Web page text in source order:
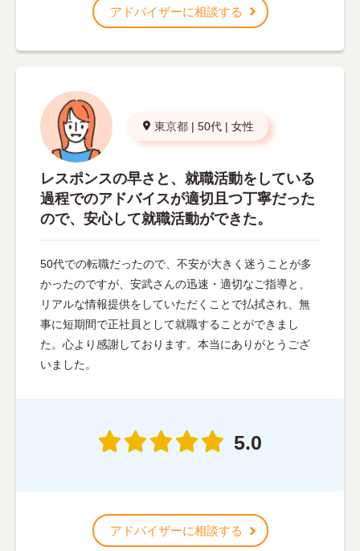
アドバイザーに相談する
東京都 | 50代 | 女性
レスポンスの早さと、就職活動をしている
過程でのアドバイスが適切且つ丁寧だった
ので、安心して就職活動ができた。
50代での転職だったので、不安が大きく迷うことが多
かったのですが、安武さんの迅速・適切なご指導と、
リアルな情報提供をしていただくことで払拭され、無
事に短期間で正社員として就職することができまし
た。心より感謝しております。本当にありがとうござ
いました。
5.0
アドバイザーに相談する